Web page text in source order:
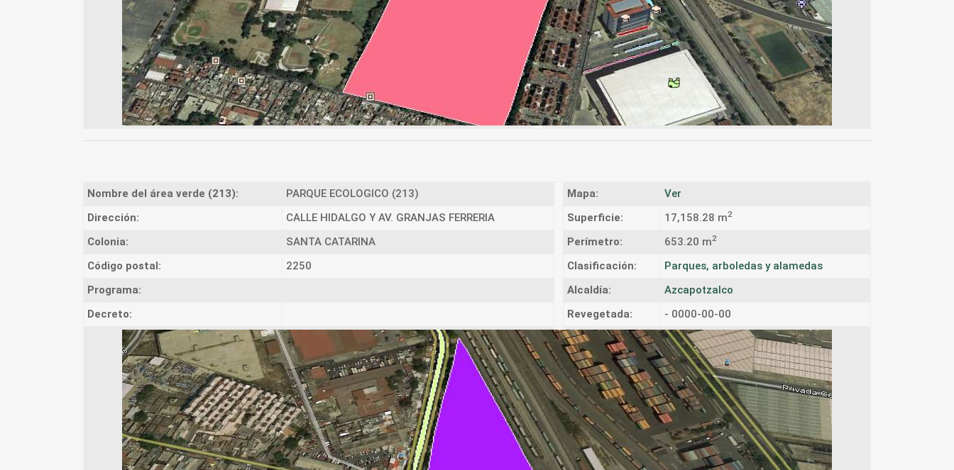
Nombre del área verde (213): PARQUE ECOLOGICO (213) Mapa:
Ver
Dirección:
CALLE HIDALGO Y AV. GRANJAS FERRERIA Superficie: 17,158.28 m2
Colonia: SANTA CATARINA Perímetro: 653.20 m2
Código postal: 2250 Clasificación:
Parques, arboledas y alamedas
Programa:
Alcaldía:
Azcapotzalco
Decreto:
Revegetada: - 0000-00-00